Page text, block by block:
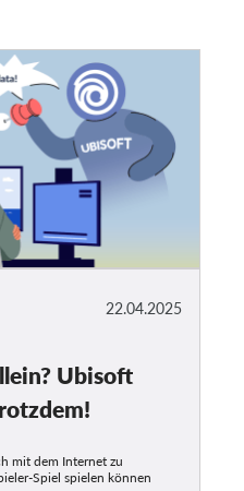
22.04.2025
Ubisoft
mit dem Internet zu
Spiel spielen können